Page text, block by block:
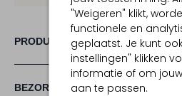
"Weigeren" klikt,
functionele en
geplaatst. Je kunt
instellingen" klikken
informatie of om
aan te passen.
PRODUCT INFORMATIE
BEZORGEN & RETOURNEREN